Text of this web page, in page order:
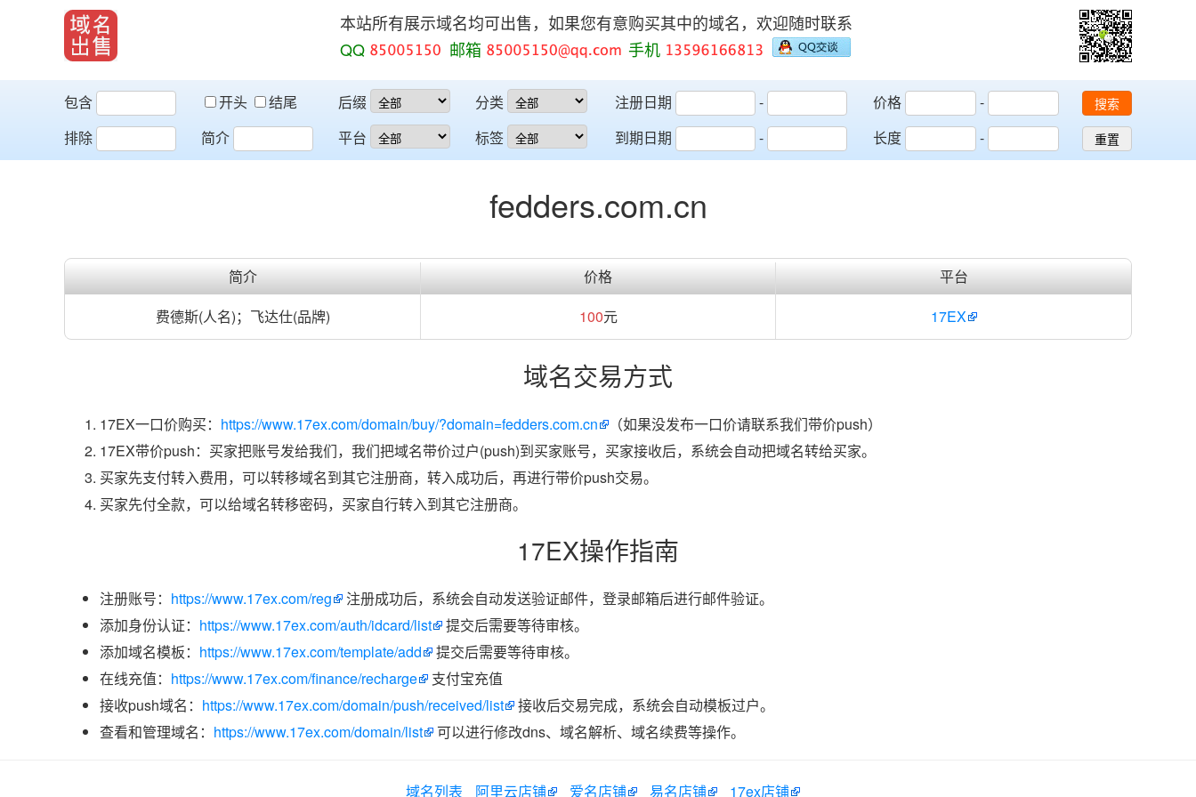
本站所有展示域名均可出售，如果您有意购买其中的域名，欢迎随时联系
QQ
邮箱 手机
包含 开头
结尾
排除
简介
后缀
平台
分类
标签
注册日期
-
到期日期
-
价格
-
长度
-
搜索
重置
fedders.com.cn
简介 价格
平台
费德斯(人名)；飞达仕(品牌)
100元 17EX
域名交易方式
17EX一口价购买： https://www.17ex.com/domain/buy/?domain=fedders.com.cn
（如果没发布一口价请联系我们带价push）
17EX带价push：买家把账号发给我们，我们把域名带价过户(push)到买家账号，买家接收后，系统会自动把域名转给买家。
买家先支付转入费用，可以转移域名到其它注册商，转入成功后，再进行带价push交易。
买家先付全款，可以给域名转移密码，买家自行转入到其它注册商。
17EX操作指南
注册账号： https://www.17ex.com/reg
注册成功后，系统会自动发送验证邮件，登录邮箱后进行邮件验证。
添加身份认证： https://www.17ex.com/auth/idcard/list
提交后需要等待审核。
添加域名模板： https://www.17ex.com/template/add
提交后需要等待审核。
在线充值： https://www.17ex.com/finance/recharge
支付宝充值
接收push域名： https://www.17ex.com/domain/push/received/list
接收后交易完成，系统会自动模板过户。
查看和管理域名： https://www.17ex.com/domain/list 可以进行修改dns、域名解析、域名续费等操作。
域名列表 阿里云店铺 爱名店铺 易名店铺 17ex店铺